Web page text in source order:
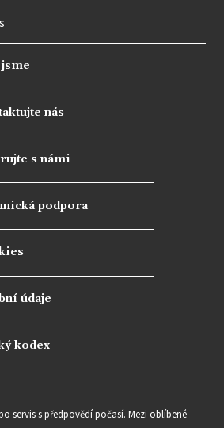
nás
s námi
podpora
údaje
kodex
servis s předpovědí počasí. Mezi oblíbené